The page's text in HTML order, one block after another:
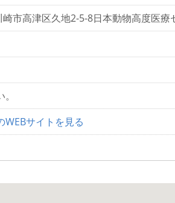
市高津区久地2-5-8日本動物高度医療
サイトを見る